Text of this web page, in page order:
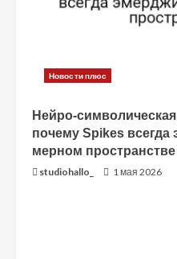
Новости плюс
Нейро-
почему Spikes всегда
мерном пространстве
studiohallo_ 1 мая 2026